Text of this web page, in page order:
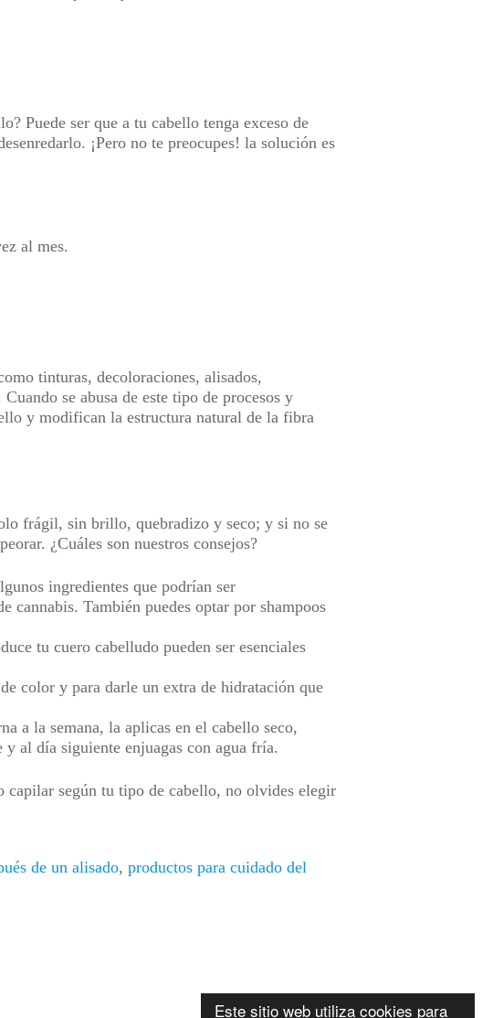
Este sitio web utiliza cookies para
Puede ser que a tu cabello tenga exceso de
¡Pero no te preocupes! la solución es
al mes.
tinturas, decoloraciones, alisados,
se abusa de este tipo de procesos y
y modifican la estructura natural de la fibra
frágil, sin brillo, quebradizo y seco; y si no se
¿Cuáles son nuestros consejos?
ingredientes que podrían ser
cannabis. También puedes optar por shampoos
tu cuero cabelludo pueden ser esenciales
color y para darle un extra de hidratación que
a la semana, la aplicas en el cabello seco,
al día siguiente enjuagas con agua fría.
capilar según tu tipo de cabello, no olvides elegir
de un alisado, productos para cuidado del